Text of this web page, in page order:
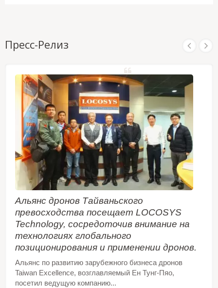
Пресс-Релиз
Альянс дронов Тайваньского
превосходства посещает LOCOSYS
Technology, сосредоточив внимание на
технологиях глобального
позиционирования и применении дронов.
Альянс по развитию зарубежного бизнеса дронов
Taiwan Excellence, возглавляемый Ен Тунг-Пяо,
посетил ведущую компанию...